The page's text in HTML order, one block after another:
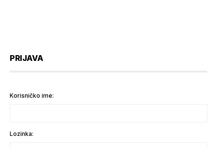
PRIJAVA
Korisničko ime:
Lozinka: